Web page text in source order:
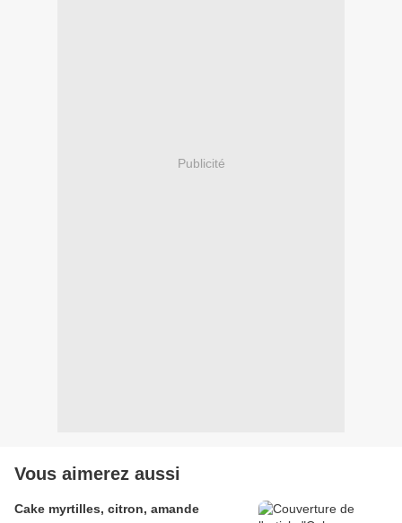
Publicité
Vous aimerez aussi
Cake myrtilles, citron, amande